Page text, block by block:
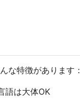
な特徴があります：
語は大体OK